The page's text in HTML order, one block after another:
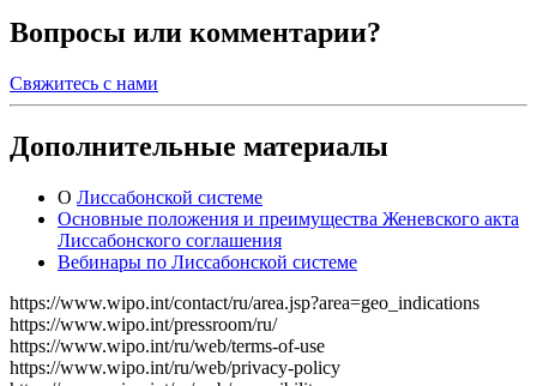
Вопросы или комментарии?
Свяжитесь с нами
Дополнительные материалы
О Лиссабонской системе
Основные положения и преимущества Женевского акта
Лиссабонского соглашения
Вебинары по Лиссабонской системе
https://www.wipo.int/contact/ru/area.jsp?area=geo_indications
https://www.wipo.int/pressroom/ru/
https://www.wipo.int/ru/web/terms-of-use
https://www.wipo.int/ru/web/privacy-policy